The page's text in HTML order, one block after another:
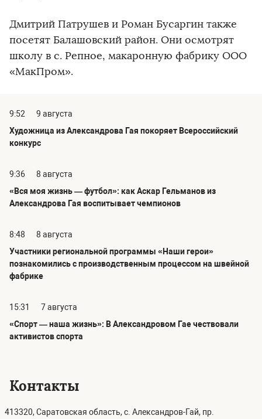
Дмитрий Патрушев и Роман Бусаргин также
посетят Балашовский район. Они осмотрят
школу в с. Репное, макаронную фабрику ООО
«МакПром».
9:52
9 августа
Художница из Александрова Гая покоряет Всероссийский
конкурс
9:36
8 августа
«Вся моя жизнь — футбол»: как Аскар Гельманов из
Александрова Гая воспитывает чемпионов
8:48
8 августа
Участники региональной программы «Наши герои»
познакомились с производственным процессом на швейной
фабрике
15:31
7 августа
«Спорт — наша жизнь»: В Александровом Гае чествовали
активистов спорта
Контакты
413320, Саратовская область, с. Александров-Гай, пр.